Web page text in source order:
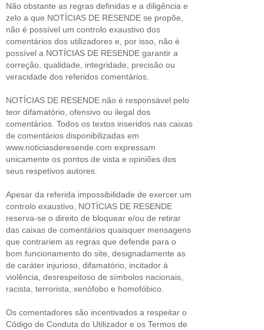
Não obstante as regras definidas e a diligência e
zelo a que NOTÍCIAS DE RESENDE se propõe,
não é possível um controlo exaustivo dos
comentários dos utilizadores e, por isso, não é
possível a NOTÍCIAS DE RESENDE garantir a
correção, qualidade, integridade, precisão ou
veracidade dos referidos comentários.
NOTÍCIAS DE RESENDE não é responsável pelo
teor difamatório, ofensivo ou ilegal dos
comentários. Todos os textos inseridos nas caixas
de comentários disponibilizadas em
www.noticiasderesende.com expressam
unicamente os pontos de vista e opiniões dos
seus respetivos autores.
Apesar da referida impossibilidade de exercer um
controlo exaustivo, NOTÍCIAS DE RESENDE
reserva-se o direito de bloquear e/ou de retirar
das caixas de comentários quaisquer mensagens
que contrariem as regras que defende para o
bom funcionamento do site, designadamente as
de caráter injurioso, difamatório, incitador à
violência, desrespeitoso de símbolos nacionais,
racista, terrorista, xenófobo e homofóbico.
Os comentadores são incentivados a respeitar o
Código de Conduta do Utilizador e os Termos de